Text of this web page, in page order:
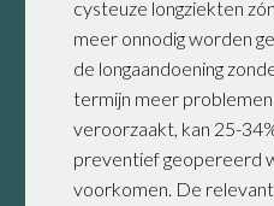
cysteuze longziekten
meer onnodig worden
de longaandoening
termijn meer problemen
veroorzaakt, kan 25-
preventief geopereerd
voorkomen. De